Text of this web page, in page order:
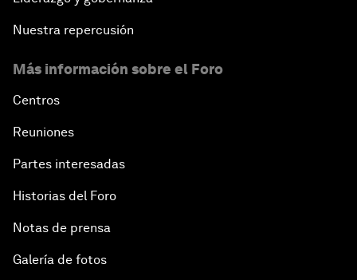
Nuestra repercusión
Más información sobre el Foro
Centros
Reuniones
Partes interesadas
Historias del Foro
Notas de prensa
Galería de fotos